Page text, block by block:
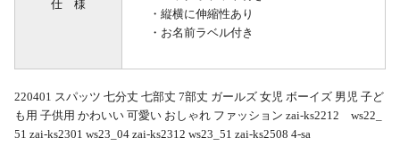
仕 様
・縦横に伸縮性あり
・お名前ラベル付き
220401 スパッツ 七分丈 七部丈 7部丈 ガールズ 女児 ボーイズ 男児 子ど
も用 子供用 かわいい 可愛い おしゃれ ファッション zai-ks2212 ws22_
51 zai-ks2301 ws23_04 zai-ks2312 ws23_51 zai-ks2508 4-sa